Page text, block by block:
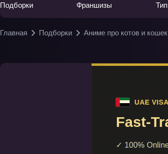
Подборки Франшизы Тип
Главная Подборки Аниме про котов и кошек